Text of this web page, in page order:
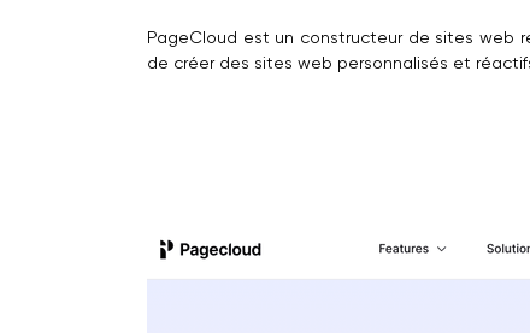
PageCloud est un constructeur de sites web
de créer des sites web personnalisés et